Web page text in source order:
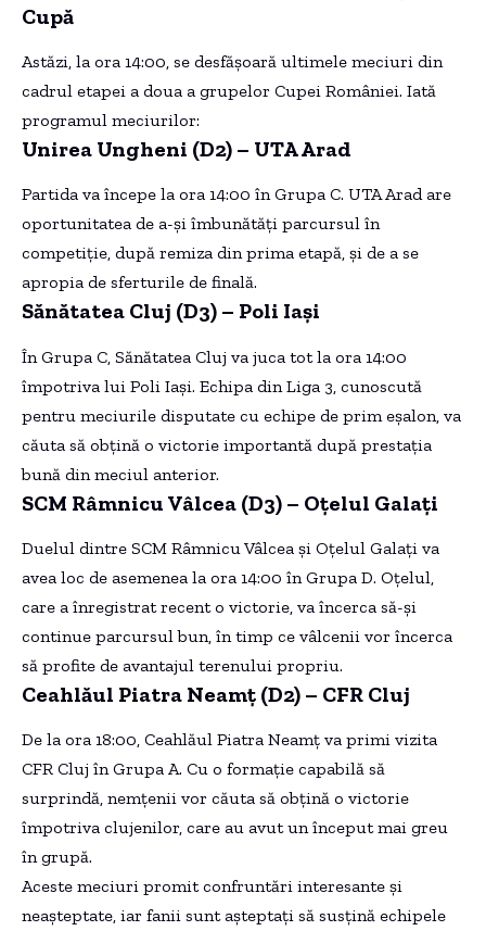
Cupă
Astăzi, la ora 14:00, se desfășoară ultimele meciuri din
cadrul etapei a doua a grupelor Cupei României. Iată
programul meciurilor:
Unirea Ungheni (D2) – UTA Arad
Partida va începe la ora 14:00 în Grupa C. UTA Arad are
oportunitatea de a-și îmbunătăți parcursul în
competiție, după remiza din prima etapă, și de a se
apropia de sferturile de finală.
Sănătatea Cluj (D3) – Poli Iași
În Grupa C, Sănătatea Cluj va juca tot la ora 14:00
împotriva lui Poli Iași. Echipa din Liga 3, cunoscută
pentru meciurile disputate cu echipe de prim eșalon, va
căuta să obțină o victorie importantă după prestația
bună din meciul anterior.
SCM Râmnicu Vâlcea (D3) – Oțelul Galați
Duelul dintre SCM Râmnicu Vâlcea și Oțelul Galați va
avea loc de asemenea la ora 14:00 în Grupa D. Oțelul,
care a înregistrat recent o victorie, va încerca să-și
continue parcursul bun, în timp ce vâlcenii vor încerca
să profite de avantajul terenului propriu.
Ceahlăul Piatra Neamț (D2) – CFR Cluj
De la ora 18:00, Ceahlăul Piatra Neamț va primi vizita
CFR Cluj în Grupa A. Cu o formație capabilă să
surprindă, nemțenii vor căuta să obțină o victorie
împotriva clujenilor, care au avut un început mai greu
în grupă.
Aceste meciuri promit confruntări interesante și
neașteptate, iar fanii sunt așteptați să susțină echipele